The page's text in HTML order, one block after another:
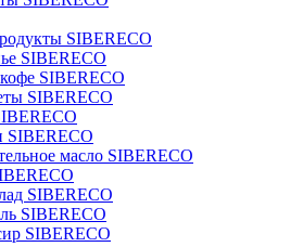
SIBERECO
SIBERECO
SIBERECO
SIBERECO
SIBERECO
масло SIBERECO
SIBERECO
SIBERECO
SIBERECO